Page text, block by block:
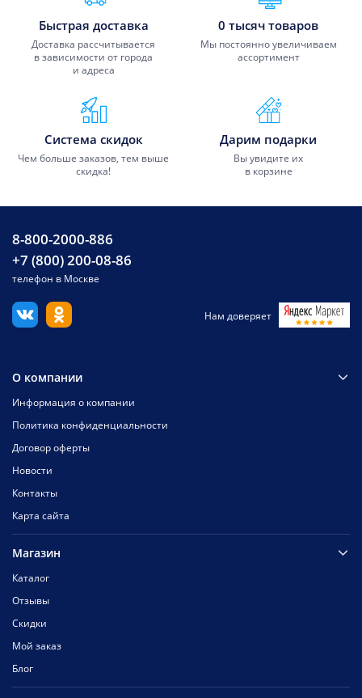
Быстрая доставка
Доставка рассчитывается
в зависимости от города
и адреса
0 тысяч товаров
Мы постоянно увеличиваем
ассортимент
Система скидок
Чем больше заказов, тем выше
скидка!
Дарим подарки
Вы увидите их
в корзине
8-800-2000-886
+7 (800) 200-08-86
телефон в Москве
Нам доверяет
О компании
Информация о компании
Политика конфиденциальности
Договор оферты
Новости
Контакты
Карта сайта
Магазин
Каталог
Отзывы
Скидки
Мой заказ
Блог